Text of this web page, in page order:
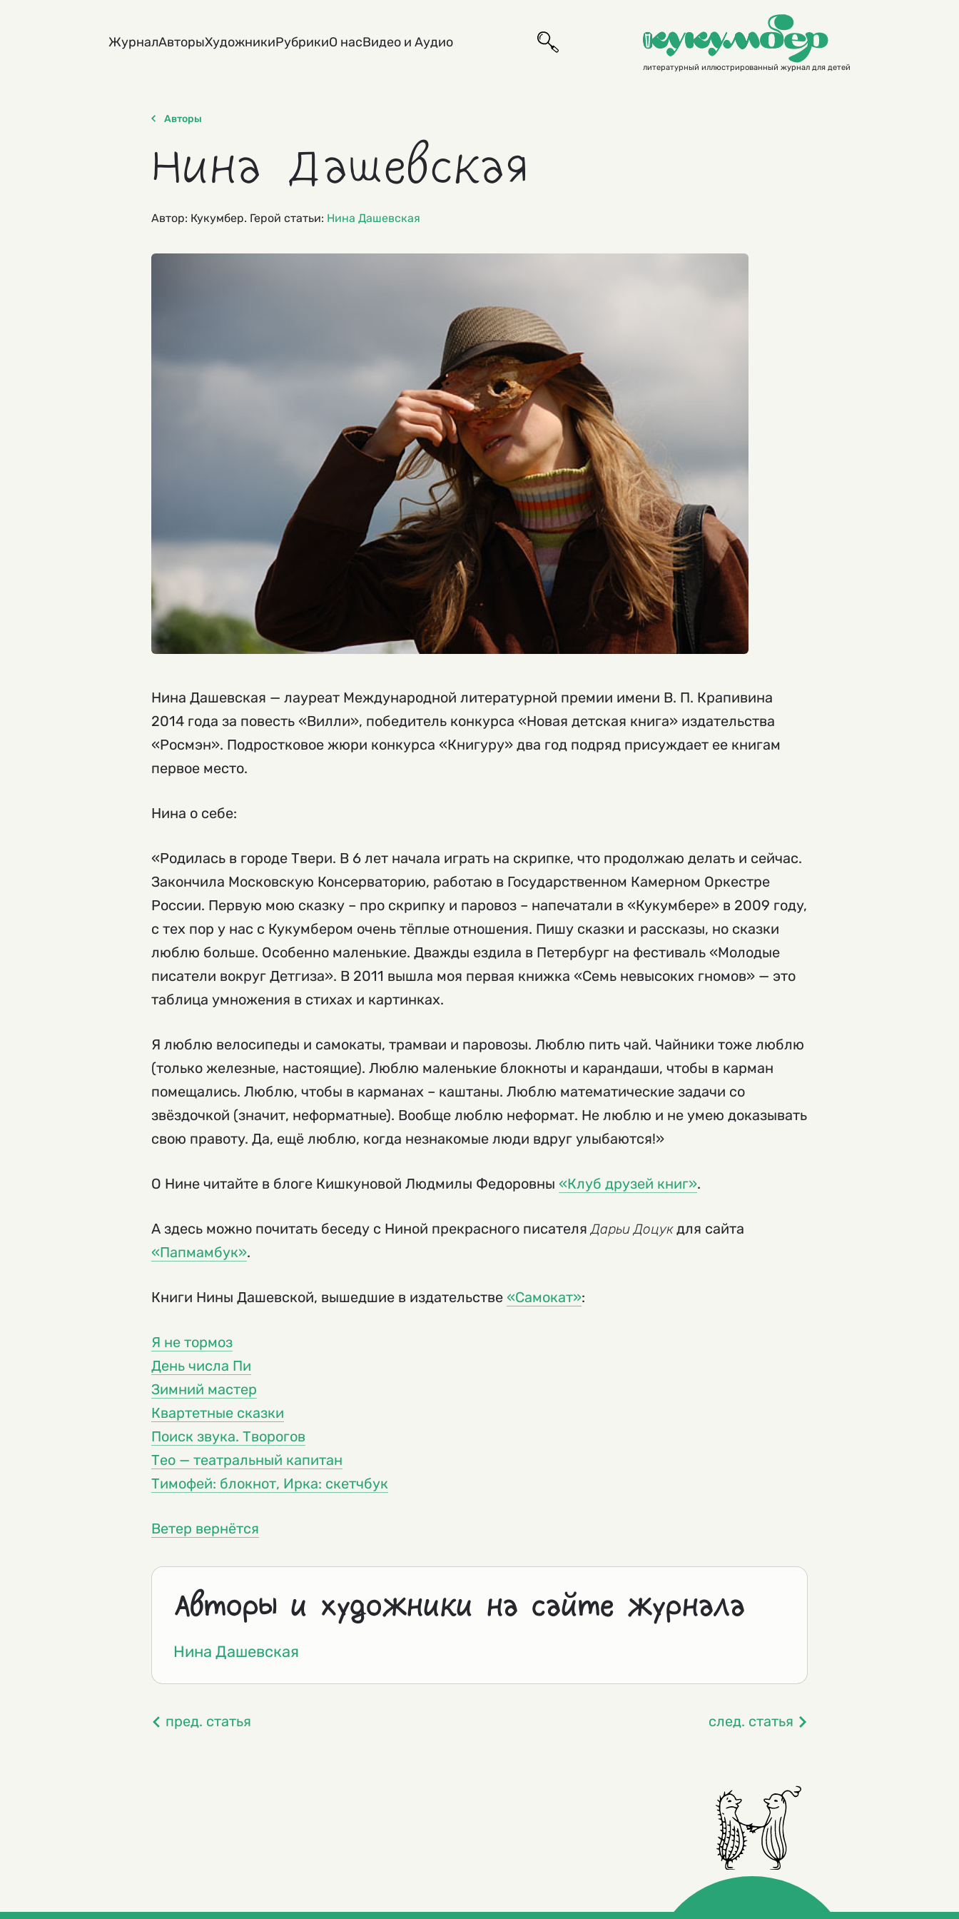
ЖурналАвторыХудожникиРубрикиО насВидео и Аудио
литературный иллюстрированный журнал для детей
Авторы
Нина Дашевская
Автор: Кукумбер. Герой статьи: Нина Дашевская
Нина Дашевская — лауреат Международной литературной премии имени В. П. Крапивина
2014 года за повесть «Вилли», победитель конкурса «Новая детская книга» издательства
«Росмэн». Подростковое жюри конкурса «Книгуру» два год подряд присуждает ее книгам
первое место.
Нина о себе:
«Родилась в городе Твери. В 6 лет начала играть на скрипке, что продолжаю делать и сейчас.
Закончила Московскую Консерваторию, работаю в Государственном Камерном Оркестре
России. Первую мою сказку – про скрипку и паровоз – напечатали в «Кукумбере» в 2009 году,
с тех пор у нас с Кукумбером очень тёплые отношения. Пишу сказки и рассказы, но сказки
люблю больше. Особенно маленькие. Дважды ездила в Петербург на фестиваль «Молодые
писатели вокруг Детгиза». В 2011 вышла моя первая книжка «Семь невысоких гномов» — это
таблица умножения в стихах и картинках.
Я люблю велосипеды и самокаты, трамваи и паровозы. Люблю пить чай. Чайники тоже люблю
(только железные, настоящие). Люблю маленькие блокноты и карандаши, чтобы в карман
помещались. Люблю, чтобы в карманах – каштаны. Люблю математические задачи со
звёздочкой (значит, неформатные). Вообще люблю неформат. Не люблю и не умею доказывать
свою правоту. Да, ещё люблю, когда незнакомые люди вдруг улыбаются!»
О Нине читайте в блоге Кишкуновой Людмилы Федоровны «Клуб друзей книг».
А здесь можно почитать беседу с Ниной прекрасного писателяДарьи Доцукдля сайта
«Папмамбук».
Книги Нины Дашевской, вышедшие в издательстве «Самокат»:
Я не тормоз
День числа Пи
Зимний мастер
Квартетные сказки
Поиск звука. Творогов
Тео — театральный капитан
Тимофей: блокнот, Ирка: скетчбук
Ветер вернётся
Авторы и художники на сайте журнала
Нина Дашевская
пред. статья след. статья